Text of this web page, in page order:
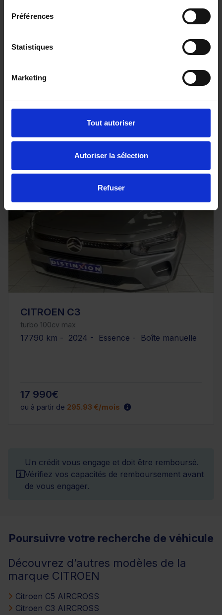
Préférences
Statistiques
Marketing
Tout autoriser
Autoriser la sélection
Refuser
(4) TURBO 100 BVM6 MAX
276.76 €/mois
CITROEN C3
turbo 100cv max
17790 km - 2024 - Essence - Boîte manuelle
17 990€
ou à partir de 295.93 €/mois
Un crédit vous engage et doit être remboursé.
Vérifiez vos capacités de remboursement avant
de vous engager.
Poursuivre votre recherche de véhicule
Découvrez d’autres modèles de la
marque CITROEN
Citroen C5 AIRCROSS
Citroen C3 AIRCROSS